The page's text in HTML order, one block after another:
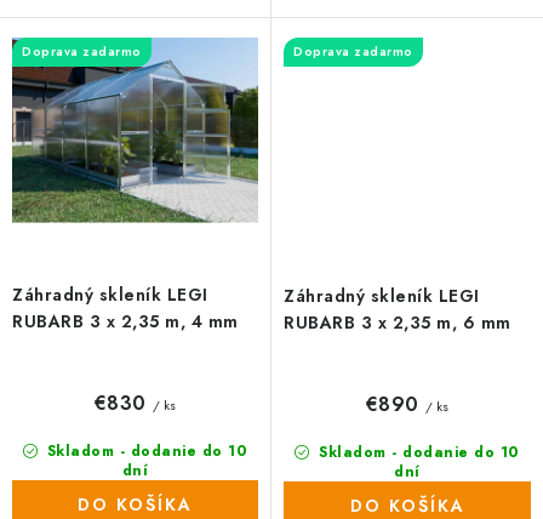
komôrkový polykarbonát hrúbky
4 mm. Rozstup...
strieborná. Zasklenie tvorí
komôrkový...
Záhradný skleník LEGI
RUBARB 3 x 2,35 m, 4 mm
Doprava zadarmo
Skladom - dodanie do 10
dní
(33 ks)
€830 / ks
DO KOŠÍKA
Záhradný skleník LEGI
RUBARB 3 x 2,35 m, 6 mm
Doprava zadarmo
Skladom - dodanie do 10
dní
(14 ks)
€890 / ks
DO KOŠÍKA